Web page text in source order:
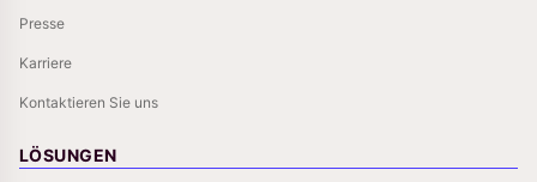
Presse
Karriere
Kontaktieren Sie uns
LÖSUNGEN